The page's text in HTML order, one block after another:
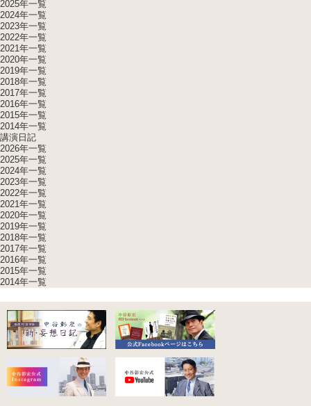
2025年一覧
2024年一覧
2023年一覧
2022年一覧
2021年一覧
2020年一覧
2019年一覧
2018年一覧
2017年一覧
2016年一覧
2015年一覧
2014年一覧
講演日記
2026年一覧
2025年一覧
2024年一覧
2023年一覧
2022年一覧
2021年一覧
2020年一覧
2019年一覧
2018年一覧
2017年一覧
2016年一覧
2015年一覧
2014年一覧